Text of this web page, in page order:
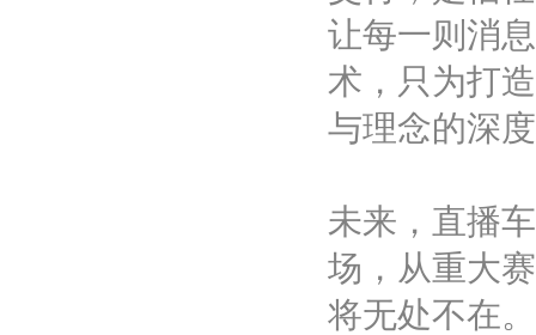
让每一则消
术，只为打
与理念的深
未来，直播
场，从重大
将无处不在